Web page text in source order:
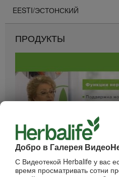
Добро в Галерея
С Видеотекой Herbalife у вас
время просматривать сотни
EESTI/ЭСТОНСКИЙ
ПРОДУКТЫ
Вебинар - Пищеварение